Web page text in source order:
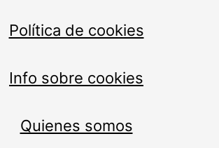
Política de cookies
Info sobre cookies
Quienes somos